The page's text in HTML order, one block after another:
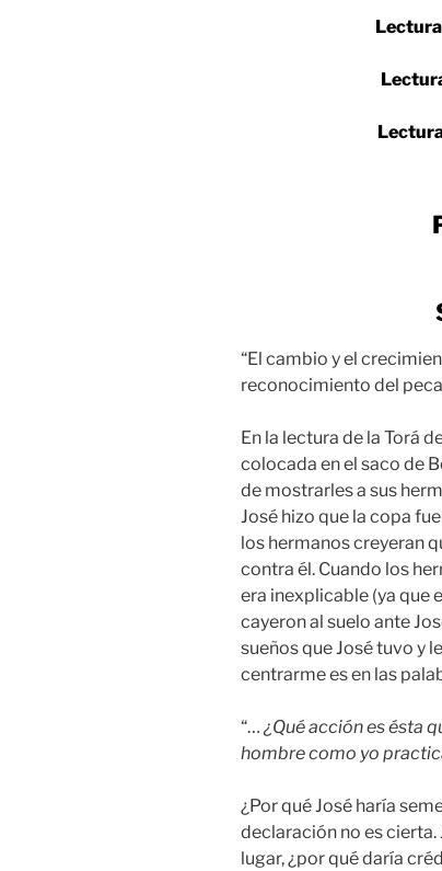
“El cambio y el
reconocimiento del
En la lectura de la Torá
colocada en el saco de
de mostrarles a sus
José hizo que la copa
los hermanos creyeran
contra él. Cuando los
era inexplicable (ya que
cayeron al suelo ante
sueños que José tuvo y
centrarme es en las
“… ¿Qué acción es ésta
hombre como yo
¿Por qué José haría
declaración no es
lugar, ¿por qué daría